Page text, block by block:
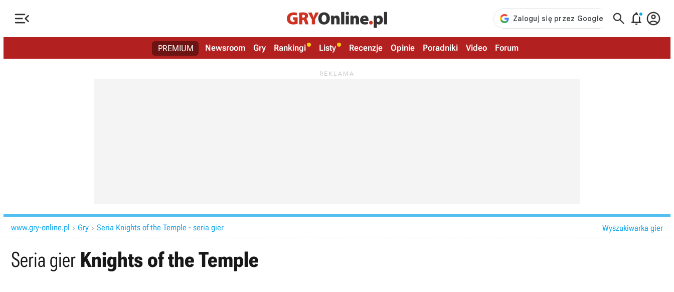
   
PREMIUM Newsroom Gry Rankingi Listy Recenzje Opinie Poradniki Video Forum
www.gry-online.pl  Gry  Seria Knights of the Temple - seria gier Wyszukiwarka gier
Seria gier Knights of the Temple